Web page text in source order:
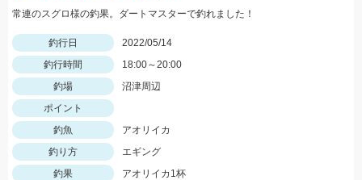
常連のスグロ様の釣果。ダートマスターで釣れました！
釣行日
2022/05/14
釣行時間
18:00～20:00
釣場
沼津周辺
ポイント
釣魚
アオリイカ
釣り方
エギング
釣果
アオリイカ1杯